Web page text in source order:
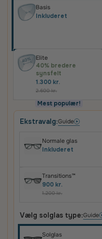
Basis
Inkluderet
Elite
40% bredere
synsfelt
1.300 kr.
2.600 kr.
Mest populær!
Ekstravalg:Guide
Normale glas
Inkluderet
Transitions™
900 kr.
1.200 kr.
Vælg solglas type:Guide
Solglas